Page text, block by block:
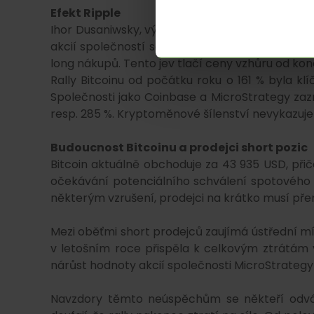
Efekt Ripple
Ihor Dusaniwsky, výkonný ředitel prediktivní
akcií společností souvisejících s
long nákupů. Tento jev tlačí ceny vzhůru od
Rally Bitcoinu od počátku roku o 161 % byla
Společnosti jako Coinbase a MicroStrategy
resp. 285 %. Kryptoměnové šílenství
Budoucnost Bitcoinu a prodejci short pozic
Bitcoin aktuálně obchoduje za 43 935 USD,
očekávání potenciálního schválení
některým vzrušení, prodejci na krátko musí
Mezi oběťmi short prodejců zaujímá ústřední
v letošním roce přispěla k celkovým ztrátám
nárůst hodnoty akcií společnosti
Navzdory těmto neúspěchům se někteří